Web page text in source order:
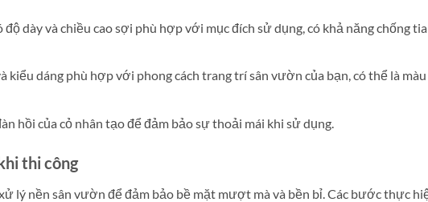
dày và chiều cao sợi phù hợp với mục đích sử dụng, có khả năng chống
kiểu dáng phù hợp với phong cách trang trí sân vườn của bạn, có thể là
hồi của cỏ nhân tạo để đảm bảo sự thoải mái khi sử dụng.
thi công
lý nền sân vườn để đảm bảo bề mặt mượt mà và bền bỉ. Các bước thực